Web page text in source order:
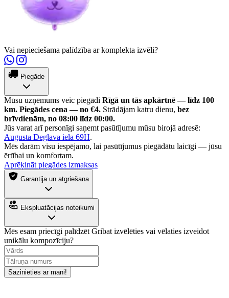
Vai nepieciešama palīdzība ar komplekta izvēli?
Piegāde
Mūsu uzņēmums veic piegādi Rīgā un tās apkārtnē — līdz 100
km. Piegādes cena — no €4. Strādājam katru dienu, bez
brīvdienām, no 08:00 līdz 00:00.
Jūs varat arī personīgi saņemt pasūtījumu mūsu birojā adresē:
Augusta Deglava iela 69H.
Mēs darām visu iespējamo, lai pasūtījumus piegādātu laicīgi — jūsu
ērtībai un komfortam.
Aprēķināt piegādes izmaksas
Garantija un atgriešana
Ekspluatācijas noteikumi
Mēs esam priecīgi palīdzēt Gribat izvēlēties vai vēlaties izveidot
unikālu kompozīciju?
Sazinieties ar mani!